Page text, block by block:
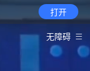
打开
无障碍